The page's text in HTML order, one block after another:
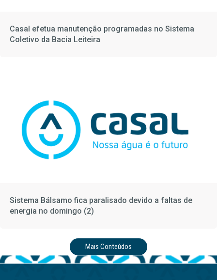
Casal efetua manutenção programadas no Sistema
Coletivo da Bacia Leiteira
Sistema Bálsamo fica paralisado devido a faltas de
energia no domingo (2)
Mais Conteúdos